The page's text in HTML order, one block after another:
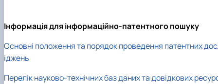
Інформація для інформаційно-патентного пошуку
Основні положення та порядок проведення патентних
іджень
Перелік науково-технічних баз даних та довідкових